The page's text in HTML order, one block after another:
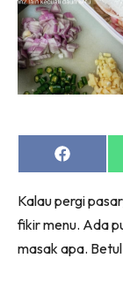
Share
on
Kalau pergi
fikir menu. Ada
masak apa.